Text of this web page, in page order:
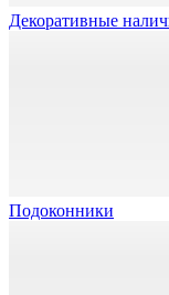
Декоративные
Подоконники